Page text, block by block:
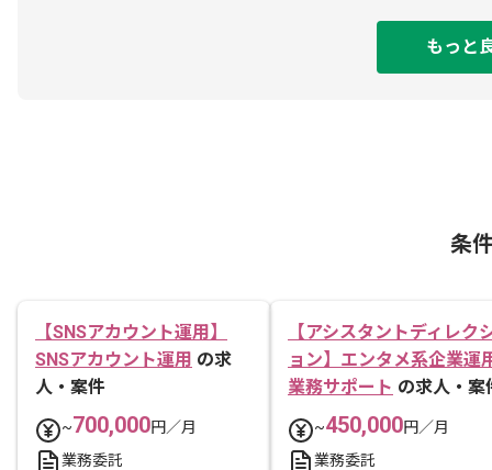
もっと
条
【SNSアカウント運用】
SNSアカウント運用 の求
人・案件
~700,000円／月
業務委託
【アシスタントディレク
ョン】エンタメ系企業運
業務サポート の求人・案
~450,000円／月
業務委託